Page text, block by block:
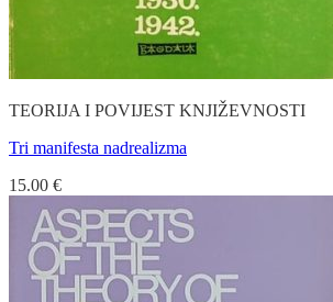
TEORIJA I POVIJEST KNJIŽEVNOSTI
Tri manifesta nadrealizma
15.00 €